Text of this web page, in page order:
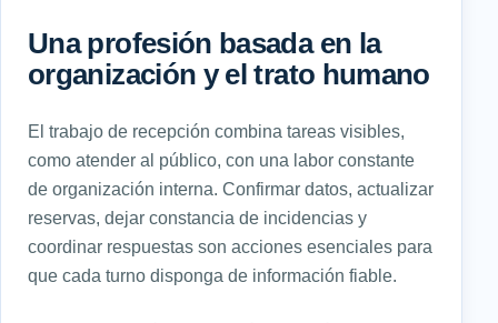
Una profesión basada en la
organización y el trato humano
El trabajo de recepción combina tareas visibles,
como atender al público, con una labor constante
de organización interna. Confirmar datos, actualizar
reservas, dejar constancia de incidencias y
coordinar respuestas son acciones esenciales para
que cada turno disponga de información fiable.